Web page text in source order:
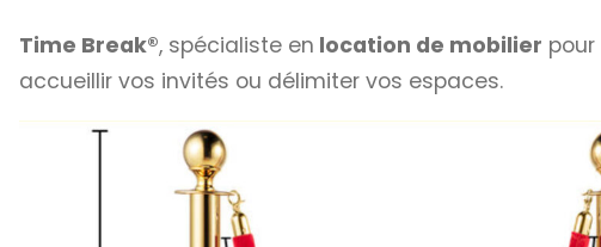
Time Break®, spécialiste en location de mobilier pour
accueillir vos invités ou délimiter vos espaces.